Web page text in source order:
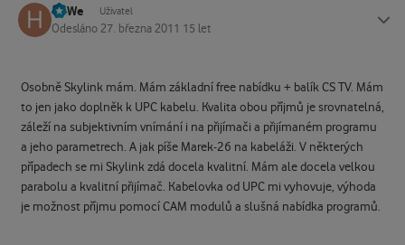
HaWe Uživatel
Odesláno 27. března 2011 15 let
Osobně Skylink mám. Mám základní free nabídku + balík CS TV. Mám
to jen jako doplněk k UPC kabelu. Kvalita obou příjmů je srovnatelná,
záleží na subjektivním vnímání i na přijímači a přijímaném programu
a jeho parametrech. A jak píše Marek-26 na kabeláži. V některých
případech se mi Skylink zdá docela kvalitní. Mám ale docela velkou
parabolu a kvalitní přijímač. Kabelovka od UPC mi vyhovuje, výhoda
je možnost příjmu pomocí CAM modulů a slušná nabídka programů.